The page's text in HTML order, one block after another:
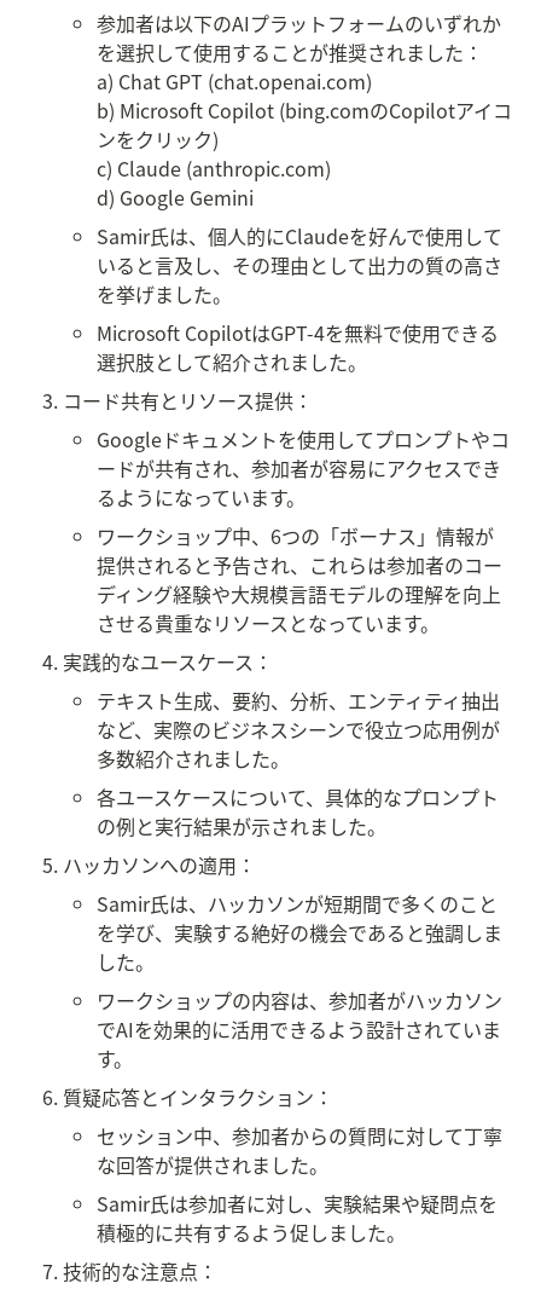
参加者は以下のAIプラットフォームのいずれか
を選択して使用することが推奨されました：
a) Chat GPT (chat.openai.com)
b) Microsoft Copilot (bing.comのCopilotアイコ
ンをクリック)
c) Claude (anthropic.com)
d) Google Gemini
Samir氏は、個人的にClaudeを好んで使用して
いると言及し、その理由として出力の質の高さ
を挙げました。
Microsoft CopilotはGPT-4を無料で使用できる
選択肢として紹介されました。
コード共有とリソース提供：
Googleドキュメントを使用してプロンプトやコ
ードが共有され、参加者が容易にアクセスでき
るようになっています。
ワークショップ中、6つの「ボーナス」情報が
提供されると予告され、これらは参加者のコー
ディング経験や大規模言語モデルの理解を向上
させる貴重なリソースとなっています。
実践的なユースケース：
テキスト生成、要約、分析、エンティティ抽出
など、実際のビジネスシーンで役立つ応用例が
多数紹介されました。
各ユースケースについて、具体的なプロンプト
の例と実行結果が示されました。
ハッカソンへの適用：
Samir氏は、ハッカソンが短期間で多くのこと
を学び、実験する絶好の機会であると強調しま
した。
ワークショップの内容は、参加者がハッカソン
でAIを効果的に活用できるよう設計されていま
す。
質疑応答とインタラクション：
セッション中、参加者からの質問に対して丁寧
な回答が提供されました。
Samir氏は参加者に対し、実験結果や疑問点を
積極的に共有するよう促しました。
技術的な注意点：